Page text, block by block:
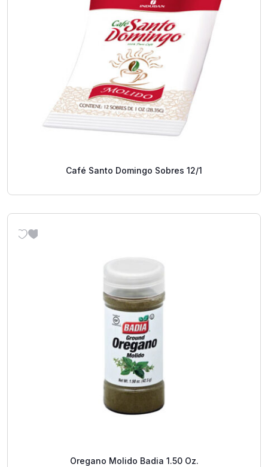
Café Santo Domingo Sobres 12/1
Oregano Molido Badia 1.50 Oz.